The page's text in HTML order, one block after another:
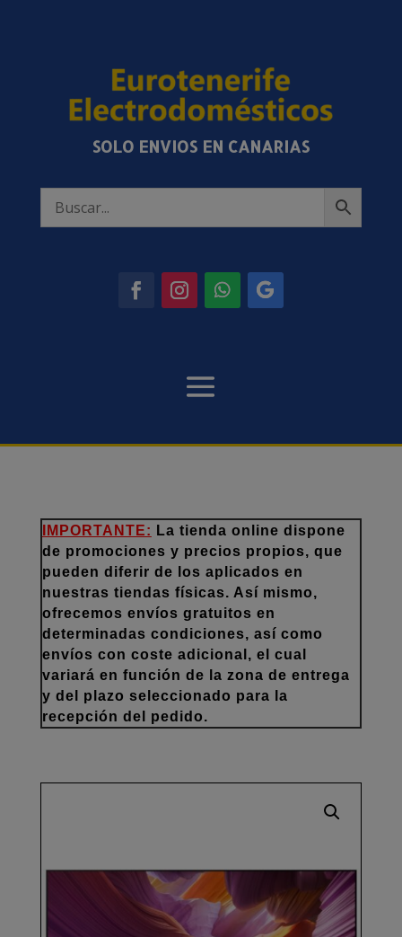
SOLO ENVIOS EN CANARIAS
IMPORTANTE: La tienda online dispone
de promociones y precios propios, que
pueden diferir de los aplicados en
nuestras tiendas físicas. Así mismo,
ofrecemos envíos gratuitos en
determinadas condiciones, así como
envíos con coste adicional, el cual
variará en función de la zona de entrega
y del plazo seleccionado para la
recepción del pedido.